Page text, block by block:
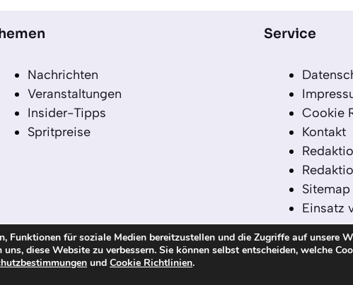
Nachrichten
Veranstaltungen
Insider-Tipps
Spritpreise
Service
Cookie
Kontakt
Sitemap
Einsatz
Funktionen für soziale Medien bereitzustellen und die Zugriffe auf unsere
diese Website zu verbessern. Sie können selbst entscheiden, welche
und Cookie Richtlinien.